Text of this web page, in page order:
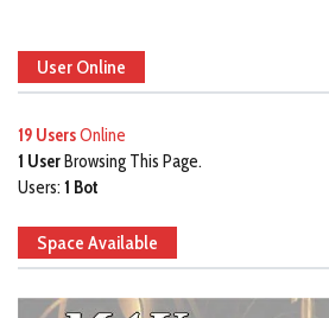
User Online
19 UsersOnline
1 UserBrowsing This Page.
Users: 1 Bot
Space Available